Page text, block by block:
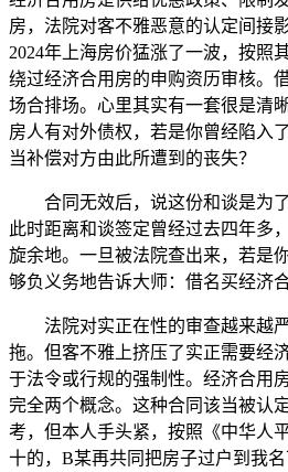
房，法院对客不雅恶意的认定间接
2024年上海房价猛涨了一波，按照
绕过经济合用房的申购资历审核。
场合排场。心里其实有一套很是清
房人有对外债权，若是你曾经陷入
当补偿对方由此所遭到的丧失？
合同无效后，说这份和谈是为了
此时距离和谈签定曾经过去四年多
旋余地。一旦被法院查出来，若是
够负义务地告诉大师：借名买经济
法院对实正在性的审查越来越严
拖。但客不雅上挤压了实正需要经
于法令或行规的强制性。经济合用
完全两个概念。这种合同该当被认
考，但本人手头紧，按照《中华人
十的，B某再共同把房子过户到我